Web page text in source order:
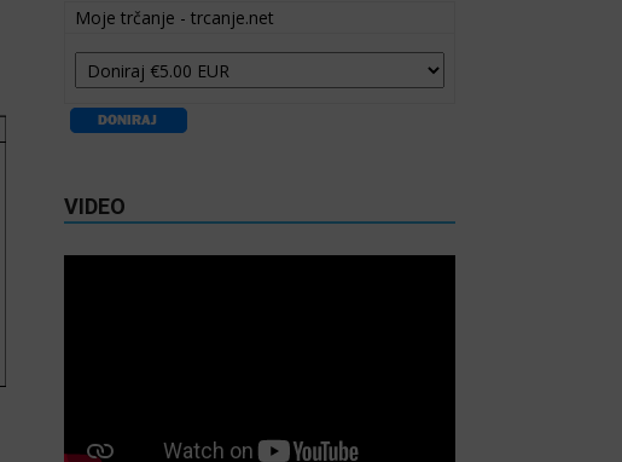
Moje trčanje - trcanje.net
VIDEO